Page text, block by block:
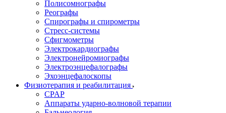
Полисомнографы
Реографы
Спирографы и спирометры
Стресс-системы
Сфигмометры
Электрокардиографы
Электронейромиографы
Электроэнцефалографы
Эхоэнцефалоскопы
Физиотерапия и реабилитация
CPAP
Аппараты ударно-волновой терапии